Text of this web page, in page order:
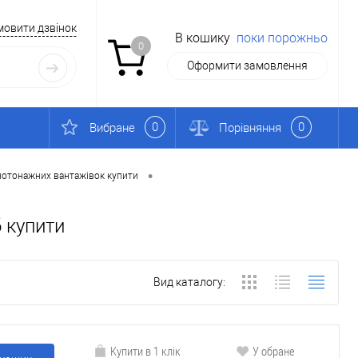
дзвінок
0
В кошику поки порожньо
Оформити замовлення
Вибране 0 Порівняння 0
вантажівок купити •
Вид каталогу:
Купити в 1 клік
У обране